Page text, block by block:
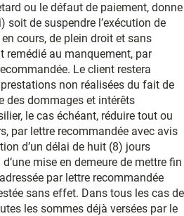
ou le défaut de paiement, donne
soit de suspendre l’exécution de
cours, de plein droit et sans
remédié au manquement, par
Le client restera
non réalisées du fait de
des dommages et intérêts
le cas échéant, réduire tout ou
par lettre recommandée avec avis
d’un délai de huit (8) jours
mise en demeure de mettre fin
par lettre recommandée
sans effet. Dans tous les cas de
les sommes déjà versées par le